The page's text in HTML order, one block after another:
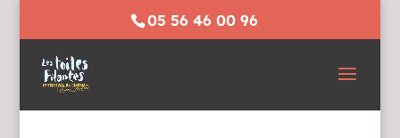
05 56 46 00 96